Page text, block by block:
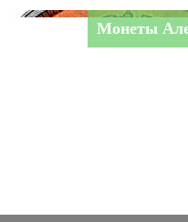
Монеты